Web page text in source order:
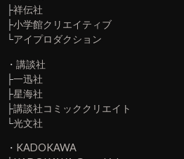
└ブシロードメディア
・スクエア・エニックス
・ 秋田書店
・双葉社
├ エンジェル出版
└ NHN comico
竹書房